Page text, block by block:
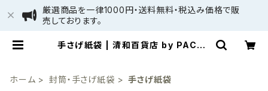
厳選商品を一律1000円・送料無料・税込み価格で販
売しております。
手さげ紙袋 | 清和百貨店 by PACKA
ホーム
封筒・手さげ紙袋 手さげ紙袋